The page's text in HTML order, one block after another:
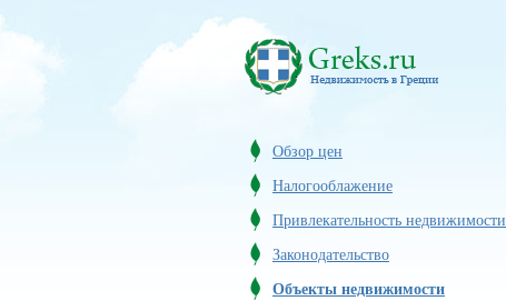
Обзор цен
Налогооблажение
Привлекательность недвижимости
Законодательство
Объекты недвижимости